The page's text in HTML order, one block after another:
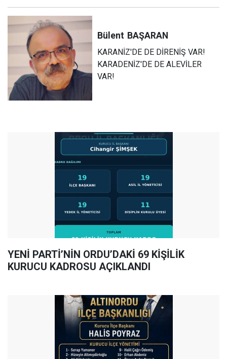
Bülent BAŞARAN
KARANİZ'DE DE DİRENİŞ VAR!
KARADENİZ'DE DE ALEVİLER
VAR!
YENİ PARTİ’NİN ORDU’DAKİ 69 KİŞİLİK
KURUCU KADROSU AÇIKLANDI